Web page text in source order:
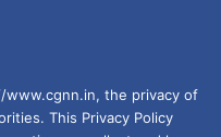
www.cgnn.in, the privacy of
This Privacy Policy